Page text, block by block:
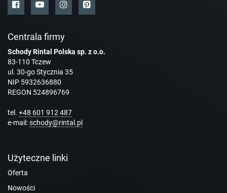
Centrala firmy
Schody Rintal Polska sp. z o.o.
83-110 Tczew
ul. 30-go Stycznia 35
NIP 5932636880
REGON 524896769
tel. +48 601 912 487
e-mail:schody@rintal.pl
Użyteczne linki
Oferta
Nowości